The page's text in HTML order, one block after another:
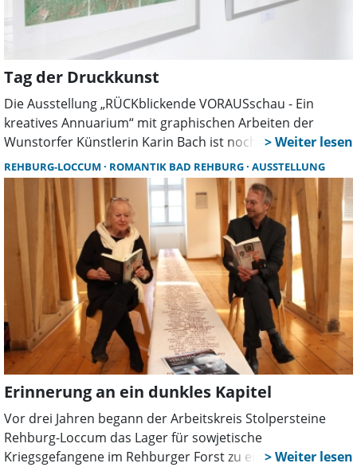
Tag der Druckkunst
Die Ausstellung „RÜCKblickende VORAUSschau - Ein
kreatives Annuarium“ mit graphischen Arbeiten der
Wunstorfer Künstlerin Karin Bach ist noch bis zum 23.
März in der Wandelhalle der Romantik Bad Rehburg zu
sehen. Am 15. März ist auch die Künstlerin vor Ort.
REHBURG-LOCCUM ROMANTIK BAD REHBURG AUSSTELLUNG
Erinnerung an ein dunkles Kapitel
Vor drei Jahren begann der Arbeitskreis Stolpersteine
Rehburg-Loccum das Lager für sowjetische
Kriegsgefangene im Rehburger Forst zu erforschen. Die